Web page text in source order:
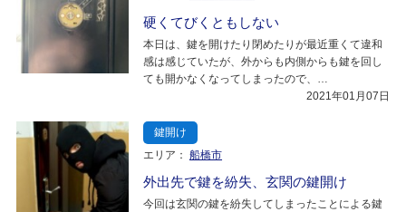
硬くてびくともしない
本日は、鍵を開けたり閉めたりが最近重くて違和
感は感じていたが、外からも内側からも鍵を回し
ても開かなくなってしまったので、…
2021年01月07日
鍵開け
エリア： 船橋市
外出先で鍵を紛失、玄関の鍵開け
今回は玄関の鍵を紛失してしまったことによる鍵